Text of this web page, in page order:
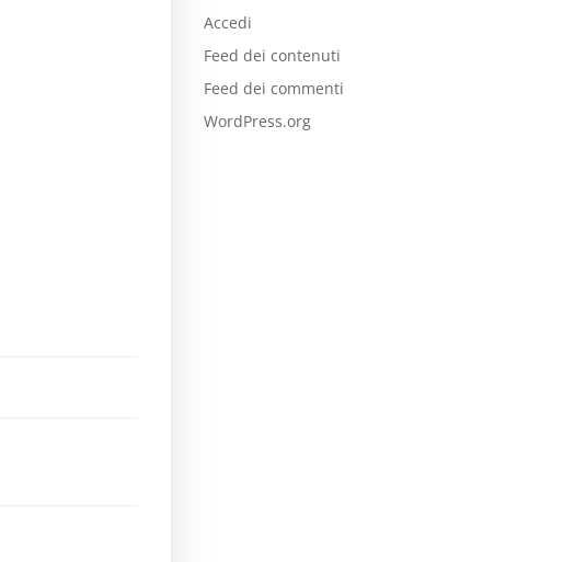
Accedi
Feed dei contenuti
Feed dei commenti
WordPress.org